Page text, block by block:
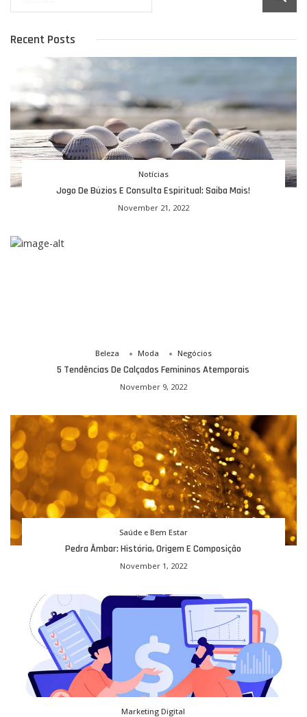
Recent Posts
Notícias
Jogo De Búzios E Consulta Espiritual: Saiba Mais!
November 21, 2022
Beleza Moda Negócios
5 Tendências De Calçados Femininos Atemporais
November 9, 2022
Saúde e Bem Estar
Pedra Âmbar: História, Origem E Composição
November 1, 2022
Marketing Digital